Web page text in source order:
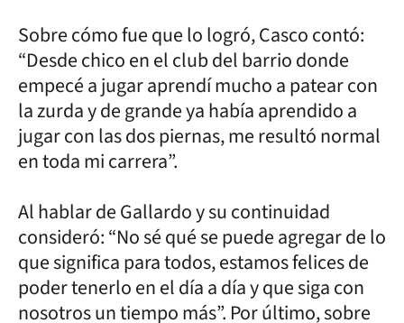
Sobre cómo fue que lo logró, Casco contó:
“Desde chico en el club del barrio donde
empecé a jugar aprendí mucho a patear con
la zurda y de grande ya había aprendido a
jugar con las dos piernas, me resultó normal
en toda mi carrera”.
Al hablar de Gallardo y su continuidad
consideró: “No sé qué se puede agregar de lo
que significa para todos, estamos felices de
poder tenerlo en el día a día y que siga con
nosotros un tiempo más”. Por último, sobre